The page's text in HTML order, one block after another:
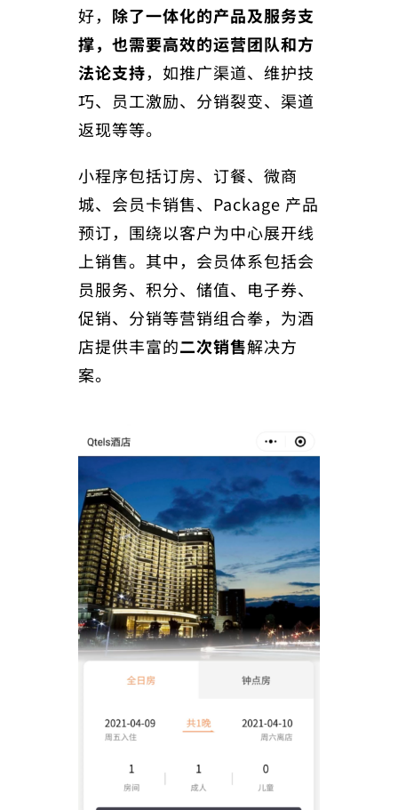
好， 除了一体化的产品及服务支
撑，也需要高效的运营团队和方
法论支持，如推广渠道、维护技
巧、员工激励、分销裂变、渠道
返现等等。
小程序包括订房、订餐、微商
城、会员卡销售、Package 产品
预订，围绕以客户为中心展开线
上销售。其中，会员体系包括会
员服务、积分、储值、电子券、
促销、分销等营销组合拳，为酒
店提供丰富的二次销售解决方
案。